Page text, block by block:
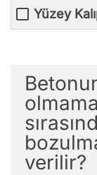
Yüzey
verilir?